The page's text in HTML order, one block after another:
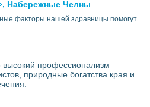
Набережные Челны
факторы нашей здравницы помогут
высокий профессионализм
природные богатства края и